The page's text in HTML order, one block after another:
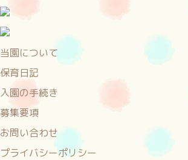
当園について
保育日記
入園の手続き
募集要項
お問い合わせ
プライバシーポリシー